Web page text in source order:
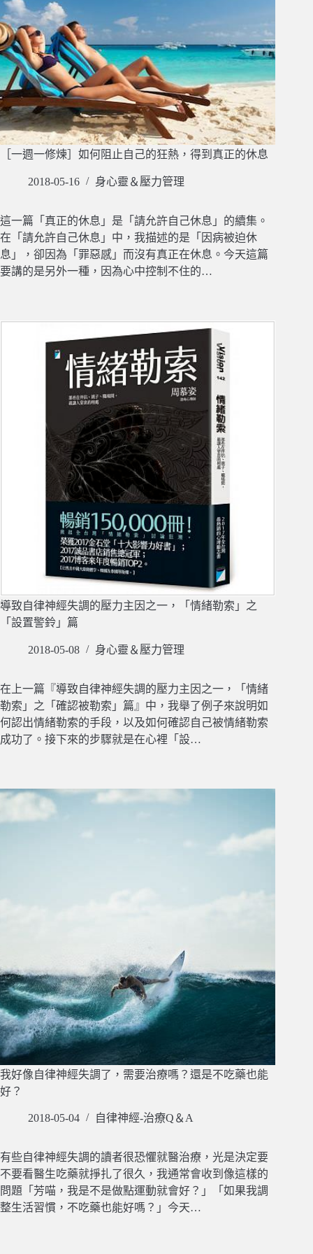
［一週一修煉］如何阻止自己的狂熱，得到真正的休息
2018-05-16 身心靈＆壓力管理
這一篇「真正的休息」是「請允許自己休息」的續集。
在「請允許自己休息」中，我描述的是「因病被迫休
息」，卻因為「罪惡感」而沒有真正在休息。今天這篇
要講的是另外一種，因為心中控制不住的…
導致自律神經失調的壓力主因之一，「情緒勒索」之
「設置警鈴」篇
2018-05-08 身心靈＆壓力管理
在上一篇『導致自律神經失調的壓力主因之一，「情緒
勒索」之「確認被勒索」篇』中，我舉了例子來說明如
何認出情緒勒索的手段，以及如何確認自己被情緒勒索
成功了。接下來的步驟就是在心裡「設…
我好像自律神經失調了，需要治療嗎？還是不吃藥也能
好？
2018-05-04 自律神經-治療Q＆A
有些自律神經失調的讀者很恐懼就醫治療，光是決定要
不要看醫生吃藥就掙扎了很久，我通常會收到像這樣的
問題「芳喵，我是不是做點運動就會好？」「如果我調
整生活習慣，不吃藥也能好嗎？」今天…